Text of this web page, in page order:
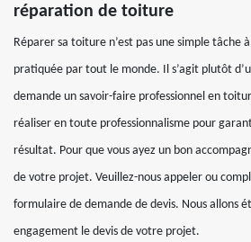
réparation de toiture
Réparer sa toiture n’est pas une simple tâche
pratiquée par tout le monde. Il s’agit plutôt
demande un savoir-faire professionnel en
réaliser en toute professionnalisme pour
résultat. Pour que vous ayez un bon
de votre projet. Veuillez-nous appeler ou
formulaire de demande de devis. Nous allons
engagement le devis de votre projet.